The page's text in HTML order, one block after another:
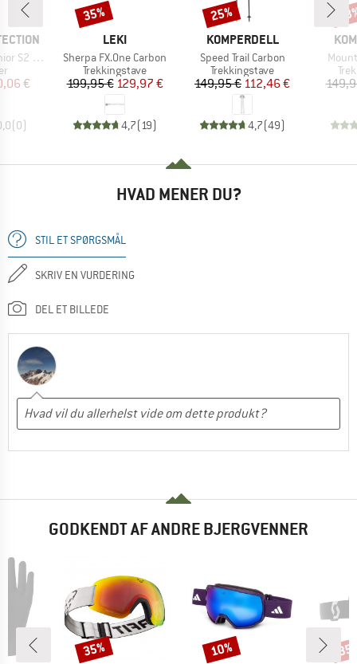
23%)
pris
€
(0)
MÆRKE
LEKI
Artikel
Sherpa FX.One Carbon
Produktgruppe
Trekkingstave
Pris
199,95 €Nedsat pris
129,97 €
4,7(19)
Rabat
35%
MÆRKE
KOMPERDELL
Artikel
Speed Trail Carbon
Produktgruppe
Trekkingstave
Pris
149,95 €Nedsat pris
112,46 €
4,7(49)
Rabat
25%
Artikel
HVAD MENER DU?
STIL ET SPØRGSMÅL
SKRIV EN VURDERING
DEL ET BILLEDE
GODKENDT AF ANDRE BJERGVENNER
Rabat
35% Rabat
10%